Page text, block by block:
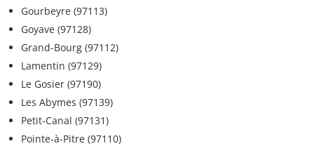
Gourbeyre (97113)
Goyave (97128)
Grand-Bourg (97112)
Lamentin (97129)
Le Gosier (97190)
Les Abymes (97139)
Petit-Canal (97131)
Pointe-à-Pitre (97110)